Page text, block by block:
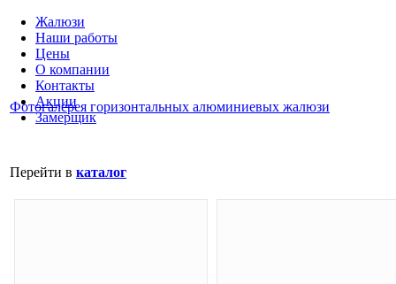
Жалюзи
Наши работы
Цены
О компании
Контакты
Акции
Замерщик
Фотогалерея горизонтальных алюминиевых жалюзи
Перейти в каталог